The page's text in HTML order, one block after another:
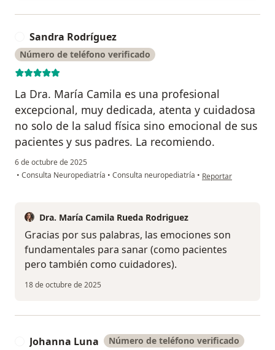
Sandra Rodríguez
Número de teléfono verificado
La Dra. María Camila es una profesional
excepcional, muy dedicada, atenta y cuidadosa
no solo de la salud física sino emocional de sus
pacientes y sus padres. La recomiendo.
6 de octubre de 2025
• Consulta Neuropediatría • Consulta neuropediatría • en opinión del
Reportar
Dra. María Camila Rueda Rodriguez
Gracias por sus palabras, las emociones son
fundamentales para sanar (como pacientes
pero también como cuidadores).
18 de octubre de 2025
Johanna Luna Número de teléfono verificado